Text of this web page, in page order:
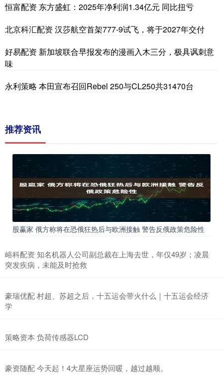
恒富配资 东方盛虹：2025年净利润1.34亿元 同比扭亏
北京科汇配资 汉莎航空首架777-9试飞，将于2027年交付
好易配资 新加坡联合早报发布的漫画入木三分，极具讽刺意
味
永利策略 本田宣布召回Rebel 250与CL250共31470台
推荐资讯
股赢家 俄方称将在恐俄狂热后与欧洲接触 警告反俄政策危险性
峪科配资 知名机器人公司副总裁在上海去世，年仅49岁；凌晨
突发疾病，未能及时抢救
豪瑞优配 村超、苏超之后，十五运会带火什么｜十五运会经济
学
策略资本 负荷传感器LCD
豪资随配 今天起！4大星座运势回暖，越过越顺。